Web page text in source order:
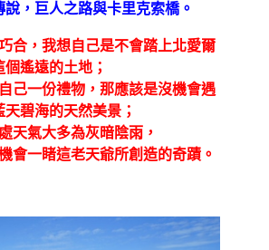
說，巨人之路與卡里克索橋。
合，我想自己是不會踏上北愛爾
個遙遠的土地；
己一份禮物，那應該是沒機會遇
碧海的天然美景；
天氣大多為灰暗陰雨，
會一睹這老天爺所創造的奇蹟。